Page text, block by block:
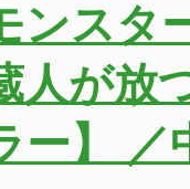
ンスタ
人が放
ー】 ／